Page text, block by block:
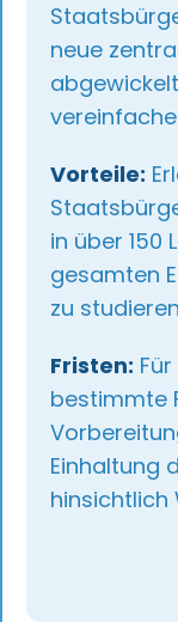
neue
Vorteile:
in über 150
gesamten
zu
Fristen:
bestimmte
Einhaltung
hinsichtlich